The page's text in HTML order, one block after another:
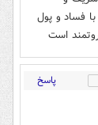
با فساد و پول
است
پاسخ